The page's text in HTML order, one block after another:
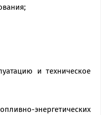
и техническое
энергетических